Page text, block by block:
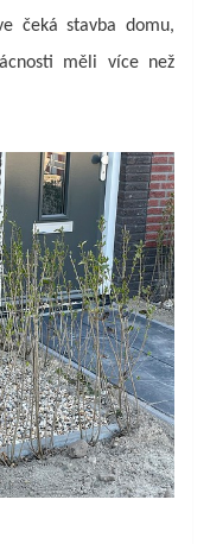
čeká stavba domu,
měli více než